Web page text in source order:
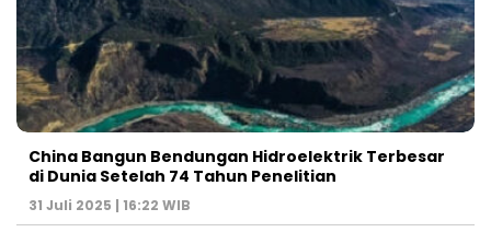
China Bangun Bendungan Hidroelektrik Terbesar
di Dunia Setelah 74 Tahun Penelitian
31 Juli 2025 | 16:22 WIB